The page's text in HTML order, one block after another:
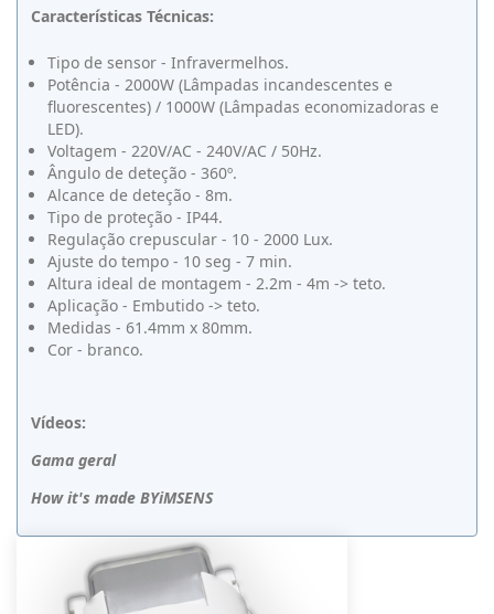
Características Técnicas:
Tipo de sensor - Infravermelhos.
Potência - 2000W (Lâmpadas incandescentes e
fluorescentes) / 1000W (Lâmpadas economizadoras e
LED).
Voltagem - 220V/AC - 240V/AC / 50Hz.
Ângulo de deteção - 360º.
Alcance de deteção - 8m.
Tipo de proteção - IP44.
Regulação crepuscular - 10 - 2000 Lux.
Ajuste do tempo - 10 seg - 7 min.
Altura ideal de montagem - 2.2m - 4m -> teto.
Aplicação - Embutido -> teto.
Medidas - 61.4mm x 80mm.
Cor - branco.
Vídeos:
Gama geral
How it's made BYiMSENS